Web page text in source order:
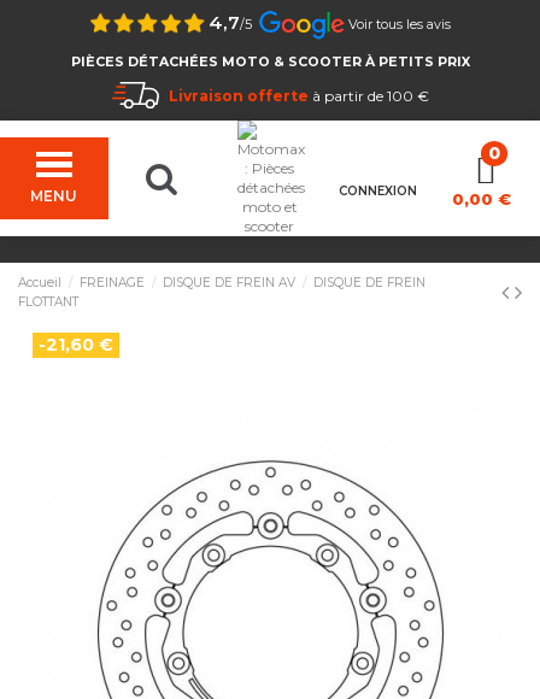
4,7/5 Voir tous les avis
PIÈCES DÉTACHÉES MOTO & SCOOTER À PETITS PRIX
Livraison offerte à partir de 100 €
MENU CONNEXION 0,00 €
Accueil FREINAGE DISQUE DE FREIN AV
DISQUE DE FREIN
FLOTTANT
-21,60 €